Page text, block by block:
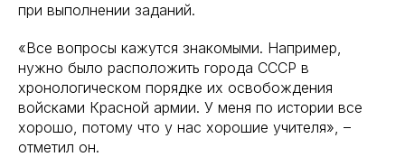
при выполнении заданий.
«Все вопросы кажутся знакомыми. Например,
нужно было расположить города СССР в
хронологическом порядке их освобождения
войсками Красной армии. У меня по истории все
хорошо, потому что у нас хорошие учителя», –
отметил он.